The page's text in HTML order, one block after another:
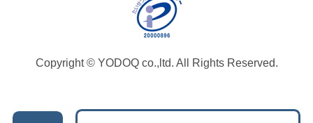
Copyright © YODOQ co.,ltd. All Rights Reserved.